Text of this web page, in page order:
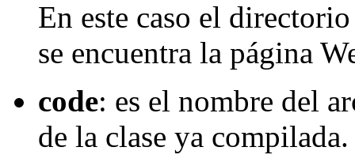
En este caso el
se encuentra la página
code: es el nombre del
de la clase ya compilada.